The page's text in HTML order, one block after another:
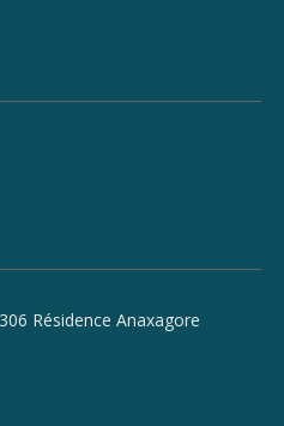
Résidence Anaxagore